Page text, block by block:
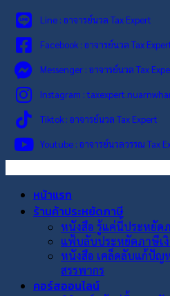
Line : อาจารย์นวล Tax Expert
Facebook : อาจารย์นวล Tax
Messenger : อาจารย์นวล Tax
Instagram :
Tiktok : อาจารย์นวล Tax Expert
Youtube : อาจารย์นวลวรรณ Tax
หน้าแรก
ร้านค้าประหยัดภาษี
หนังสือ รู้แค่นี้ประหยัด
แฟ้บลับประหยัดภาษีเ
หนังสือ เคล็ดลับแก้ปัญ
สรรพากร
คอร์สออนไลน์